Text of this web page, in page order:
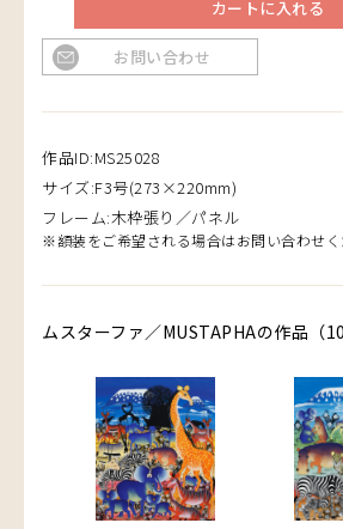
カートに入れる
お問い合わせ
作品ID:MS25028
サイズ:F3号(273×220mm)
フレーム:木枠張り／パネル
※額装をご希望される場合はお問い合わせく
ムスターファ／MUSTAPHAの作品（